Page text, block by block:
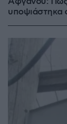
υποψιάστηκα